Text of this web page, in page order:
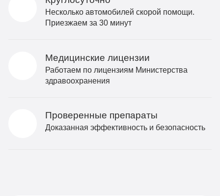
Несколько автомобилей скорой помощи.
Приезжаем за 30 минут
Медицинские лицензии
Работаем по лицензиям Министерства
здравоохранения
Проверенные препараты
Доказанная эффективность и безопасность